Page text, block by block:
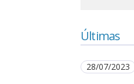
Últimas
28/07/2023